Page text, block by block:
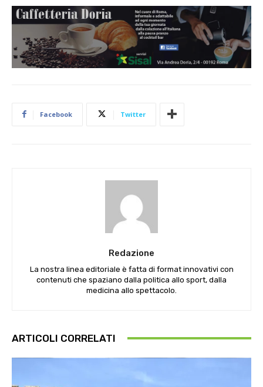
Facebook Twitter
Redazione
La nostra linea editoriale è fatta di format innovativi con
contenuti che spaziano dalla politica allo sport, dalla
medicina allo spettacolo.
ARTICOLI CORRELATI